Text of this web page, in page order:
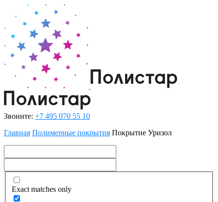
Звоните: +7 495 070 55 10
Главная Полимерные покрытия Покрытие Уризол
Exact matches only